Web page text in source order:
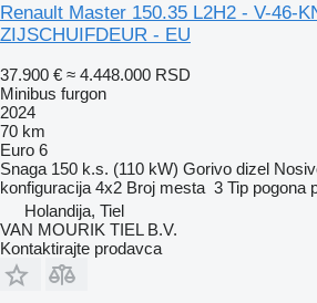
Renault Master 150.35 L2H2 - V-46-
ZIJSCHUIFDEUR - EU
37.900 € ≈ 4.448.000 RSD
Minibus furgon
2024
70 km
Euro 6
Snaga 150 k.s. (110 kW) Gorivo dizel
konfiguracija 4x2 Broj mesta 3 Tip pogona
Holandija, Tiel
VAN MOURIK TIEL B.V.
Kontaktirajte prodavca